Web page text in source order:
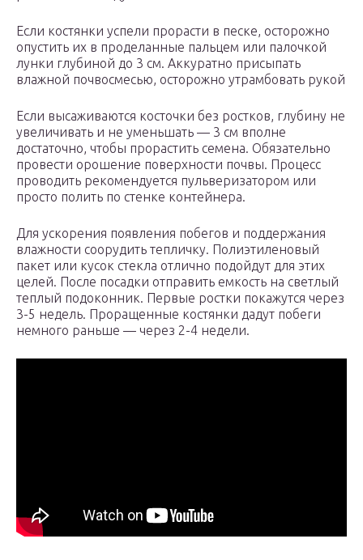
Если костянки успели прорасти в песке, осторожно
опустить их в проделанные пальцем или палочкой
лунки глубиной до 3 см. Аккуратно присыпать
влажной почвосмесью, осторожно утрамбовать рукой
Если высаживаются косточки без ростков, глубину не
увеличивать и не уменьшать — 3 см вполне
достаточно, чтобы прорастить семена. Обязательно
провести орошение поверхности почвы. Процесс
проводить рекомендуется пульверизатором или
просто полить по стенке контейнера.
Для ускорения появления побегов и поддержания
влажности соорудить тепличку. Полиэтиленовый
пакет или кусок стекла отлично подойдут для этих
целей. После посадки отправить емкость на светлый
теплый подоконник. Первые ростки покажутся через
3-5 недель. Проращенные костянки дадут побеги
немного раньше — через 2-4 недели.